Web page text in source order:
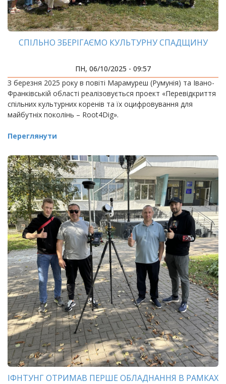
СПІЛЬНО ЗБЕРІГАЄМО КУЛЬТУРНУ СПАДЩИНУ
ПН, 06/10/2025 - 09:57
З березня 2025 року в повіті Марамуреш (Румунія) та Івано-
Франківській області реалізовується проект «Перевідкриття
спільних культурних коренів та їх оцифровування для
майбутніх поколінь – Root4Dig».
Переглянути
ІФНТУНГ ОТРИМАВ ПЕРШЕ ОБЛАДНАННЯ В РАМКАХ